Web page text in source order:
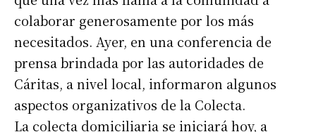
colaborar generosamente por los más
necesitados. Ayer, en una conferencia de
prensa brindada por las autoridades de
Cáritas, a nivel local, informaron algunos
aspectos organizativos de la Colecta.
La colecta domiciliaria se iniciará hoy, a